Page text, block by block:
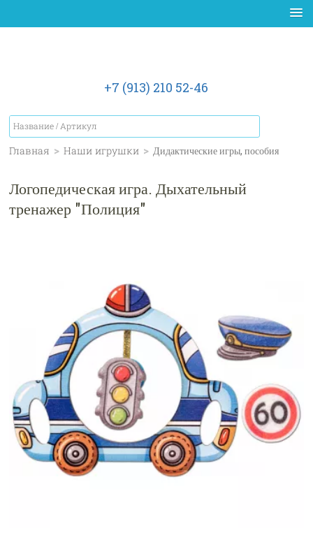
+7 (913) 210 52-46
Главная > Наши игрушки > Дидактические игры, пособия
Логопедическая игра. Дыхательный
тренажер "Полиция"